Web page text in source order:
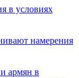
в условиях
намерения
армян в